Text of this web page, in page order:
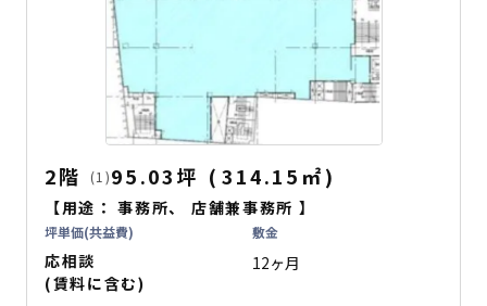
2階 (1)95.03坪 ( 314.15 ㎡)
【用途：事務所、 店舗兼事務所 】
坪単価(共益費)
応相談
(賃料に含む)
敷金
12ヶ月